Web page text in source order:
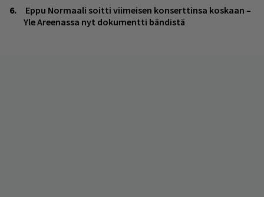
Eppu Normaali soitti viimeisen konserttinsa koskaan –
Yle Areenassa nyt dokumentti bändistä